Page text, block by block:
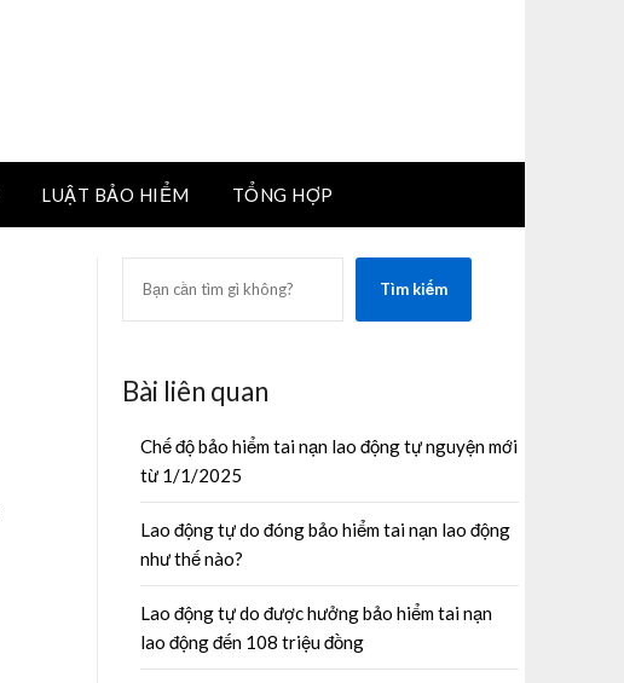
LUẬT BẢO HIỂM TỔNG HỢP
Tìm kiếm
Bài liên quan
Chế độ bảo hiểm tai nạn lao động tự nguyện mới
từ 1/1/2025
Lao động tự do đóng bảo hiểm tai nạn lao động
như thế nào?
Lao động tự do được hưởng bảo hiểm tai nạn
lao động đến 108 triệu đồng